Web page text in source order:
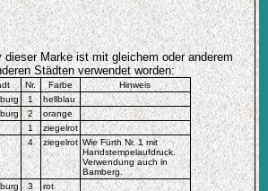
dieser Marke ist mit gleichem oder anderem
Städten verwendet worden:
Nr. Farbe
Hinweis
1
hellblau
2
orange
1
ziegelrot
4 ziegelrot Wie Fürth Nr. 1 mit
Handstempelaufdruck.
Verwendung auch in
Bamberg.
3
rot